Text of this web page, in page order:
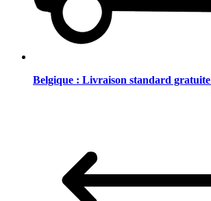
Belgique : Livraison standard gratuite